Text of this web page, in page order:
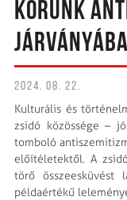
KORUNK
2024. 08. 22.
Kulturális és
zsidó közössége –
tomboló
előítéletektől. A
törő összeesküvést
példaértékű